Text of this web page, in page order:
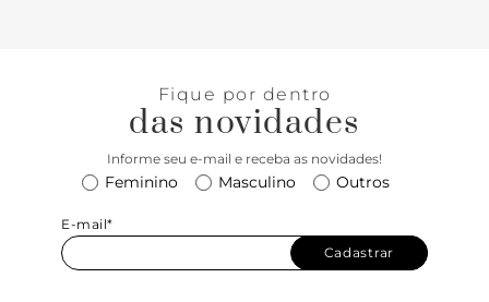
Fique por dentro
das novidades
Informe seu e-mail e receba as novidades!
Feminino Masculino Outros
E-mail*
Cadastrar